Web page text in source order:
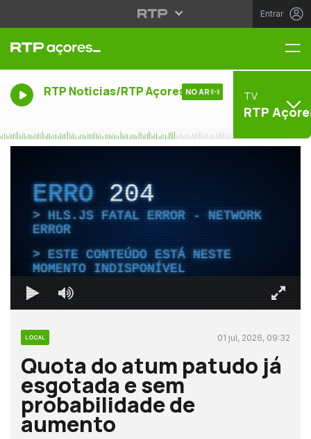
Entrar
RTP Noticias/RTP Açores NO AR TV
RTP
ERRO204
HLS.JS FATAL ERROR - NETWORK
ERROR
ESTE CONTEÚDO ESTÁ NESTE
MOMENTO INDISPONÍVEL
LOCAL 01 jul, 2026, 09:32
Quota do atum patudo já
esgotada e sem
probabilidade de
aumento